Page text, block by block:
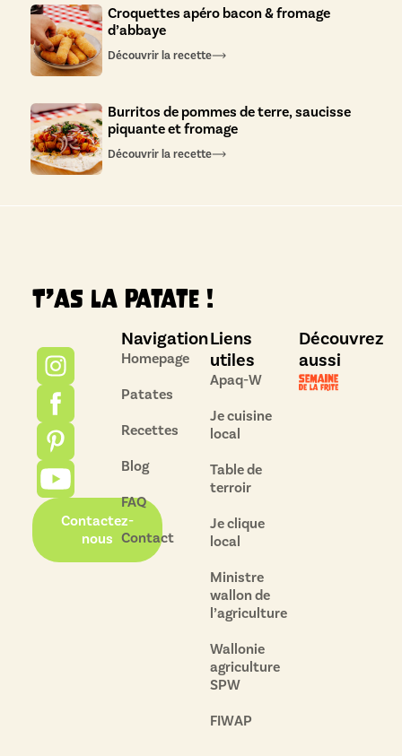
Croquettes apéro bacon & fromage
d’abbaye
Découvrir la recette
Burritos de pommes de terre, saucisse
piquante et fromage
Découvrir la recette
T’as la patate !
Contactez-
nous
Navigation
Homepage
Patates
Recettes
Blog
FAQ
Contact
Liens
utiles
Apaq-W
Je cuisine
local
Table de
terroir
Je clique
local
Ministre
wallon de
l’agriculture
Wallonie
agriculture
SPW
FIWAP
Découvrez
aussi